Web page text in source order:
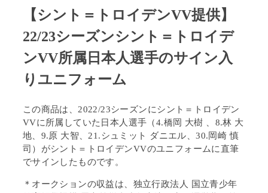
【シント＝トロイデンVV提供】
22/23シーズンシント＝トロイデ
ンVV所属日本人選手のサイン入
りユニフォーム
この商品は、2022/23シーズンにシント＝トロイデン
VVに所属していた日本人選手（4.橋岡 大樹 、8.林 大
地、9.原 大智、21.シュミット ダニエル、30.岡崎 慎
司）がシント＝トロイデンVVのユニフォームに直筆
でサインしたものです。
＊オークションの収益は、独立行政法人 国立青少年